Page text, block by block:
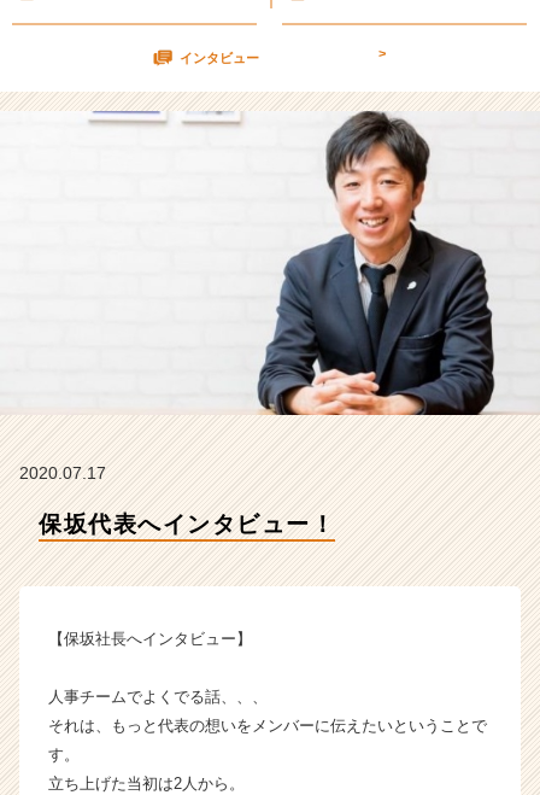
会
社
T
A
ベ
チ
ー・
長
企
インタビュー >
2020.07.17
保坂代表へインタビュー！
【保坂社長へインタビュー】
人事チームでよくでる話、、、
それは、もっと代表の想いをメンバーに伝えたいということで
す。
立ち上げた当初は2人から。